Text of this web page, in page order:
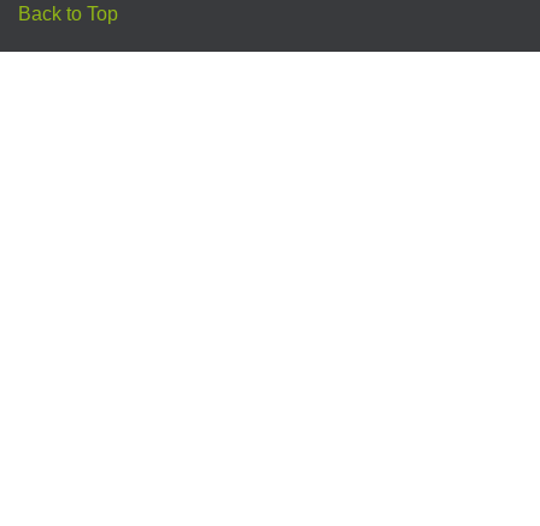
Back to Top